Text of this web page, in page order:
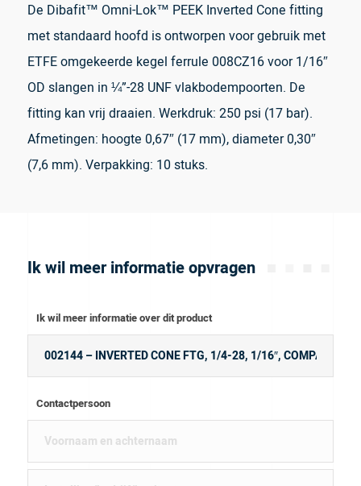
De Dibafit™ Omni-Lok™ PEEK Inverted Cone fitting
met standaard hoofd is ontworpen voor gebruik met
ETFE omgekeerde kegel ferrule 008CZ16 voor 1/16″
OD slangen in ¼”-28 UNF vlakbodempoorten. De
fitting kan vrij draaien. Werkdruk: 250 psi (17 bar).
Afmetingen: hoogte 0,67″ (17 mm), diameter 0,30″
(7,6 mm). Verpakking: 10 stuks.
Ik wil meer informatie opvragen
Ik wil meer informatie over dit product
Contactpersoon